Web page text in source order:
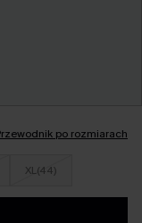
po rozmiarach
XL(44)